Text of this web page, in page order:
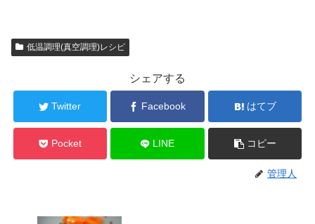
低温調理(真空調理)レシピ
シェアする
Twitter Facebook はてブ
Pocket LINE コピー
管理人